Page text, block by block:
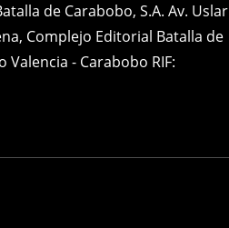
de Carabobo, S.A. Av. Uslar
Complejo Editorial Batalla de
- Carabobo RIF: